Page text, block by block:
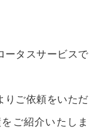
ータスサービスで
りご依頼をいただ
ご紹介いたしま